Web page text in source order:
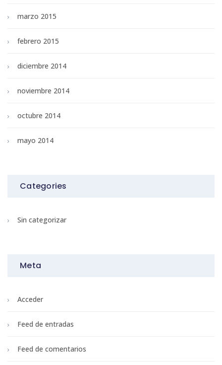
marzo 2015
febrero 2015
diciembre 2014
noviembre 2014
octubre 2014
mayo 2014
Categories
Sin categorizar
Meta
Acceder
Feed de entradas
Feed de comentarios